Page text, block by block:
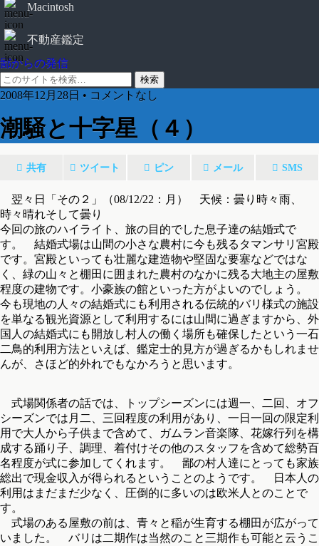
Macintosh
不動産鑑定
鄙からの発信
2008年12月28日 • コメントなし
潮騒と十字星（４）
共有 ツイート ピン メール SMS
翌々日「その２」（08/12/22：月） 天候：曇り時々雨、
時々晴れそして曇り
今回の旅のハイライト、旅の目的でした息子達の結婚式で
す。 結婚式場は山間の小さな農村に今も残るタマンサリ宮殿
です。宮殿といっても壮麗な建造物や堅固な要塞などではな
く、緑の山々と棚田に囲まれた農村のなかに残る大地主の屋敷
程度の建物です。小豪族の館といった方がよいのでしょう。
今も現地の人々の結婚式にも利用される伝統的バリ様式の施設
を単なる観光資源として利用するには山間に過ぎますから、外
国人の結婚式にも開放し村人の働く場所も確保したという一石
二鳥的利用方法といえば、鑑定士的見方が過ぎるかもしれませ
んが、さほど的外れでもなかろうと思います。
式場関係者の話では、トップシーズンには週一、二回、オフ
シーズンでは月二、三回程度の利用があり、一日一回の限定利
用で大人から子供まで含めて、ガムラン音楽隊、花嫁行列を構
成する踊り子、調理、着付けその他のスタッフを含めて総勢百
名程度が式に参加してくれます。 鄙の村人達にとっても家族
総出で現金収入が得られるということのようです。 日本人の
利用はまだまだ少なく、圧倒的に多いのは欧米人とのことで
す。
式場のある屋敷の前は、青々と稲が生育する棚田が広がって
いました。 バリは二期作は当然のこと三期作も可能と云うこ